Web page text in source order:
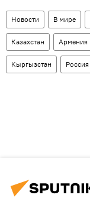
Новости В мире
Казахстан Армения
Кыргызстан Россия